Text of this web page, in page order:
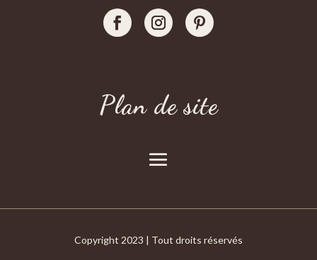
Plan de site
Copyright 2023 | Tout droits réservés